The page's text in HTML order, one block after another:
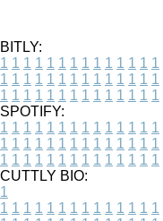
BITLY:
1 1 1 1 1 1 1 1 1 1 1 1 1 1
1 1 1 1 1 1 1 1 1 1 1 1 1 1
1 1 1 1 1 1 1 1 1 1 1 1 1 1
SPOTIFY:
1 1 1 1 1 1 1 1 1 1 1 1 1 1
1 1 1 1 1 1 1 1 1 1 1 1 1 1
1 1 1 1 1 1 1 1 1 1 1 1 1 1
CUTTLY BIO:
1
1 1 1 1 1 1 1 1 1 1 1 1 1 1